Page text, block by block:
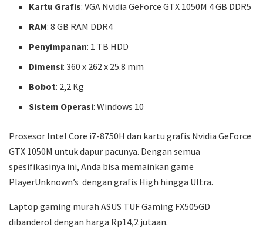
Kartu Grafis: VGA Nvidia GeForce GTX 1050M 4 GB DDR5
RAM: 8 GB RAM DDR4
Penyimpanan: 1 TB HDD
Dimensi: 360 x 262 x 25.8 mm
Bobot: 2,2 Kg
Sistem Operasi: Windows 10
Prosesor Intel Core i7-8750H dan kartu grafis Nvidia GeForce
GTX 1050M untuk dapur pacunya. Dengan semua
spesifikasinya ini, Anda bisa memainkan game
PlayerUnknown’s dengan grafis High hingga Ultra.
Laptop gaming murah ASUS TUF Gaming FX505GD
dibanderol dengan harga Rp14,2 jutaan.